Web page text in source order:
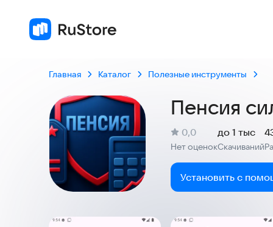
Главная Каталог Полезные инструменты
Пенсия
Рейтинг:
0,0
Нет оценокСкачиваний
до 1 тыс
Установить с
Скриншоты